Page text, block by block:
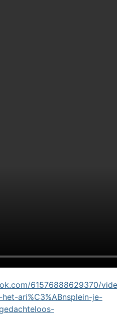
61576888629370/videos/
ari%C3%ABnsplein-je-